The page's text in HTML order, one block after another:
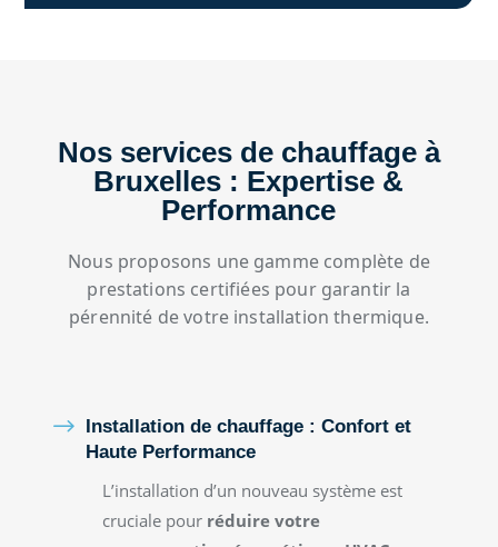
Nos services de chauffage à
Bruxelles : Expertise &
Performance
Nous proposons une gamme complète de
prestations certifiées pour garantir la
pérennité de votre installation thermique.
$ Installation de chauffage : Confort et
Haute Performance
L’installation d’un nouveau système est
cruciale pour réduire votre